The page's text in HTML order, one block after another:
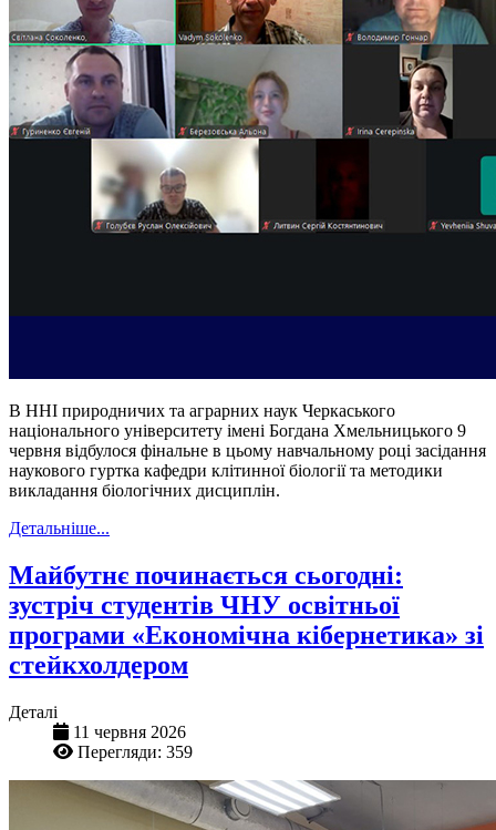
В ННІ природничих та аграрних наук Черкаського
національного університету імені Богдана Хмельницького 9
червня відбулося фінальне в цьому навчальному році засідання
наукового гуртка кафедри клітинної біології та методики
викладання біологічних дисциплін.
Детальніше...
Майбутнє починається сьогодні:
зустріч студентів ЧНУ освітньої
програми «Економічна кібернетика» зі
стейкхолдером
Деталі
11 червня 2026
Перегляди: 359